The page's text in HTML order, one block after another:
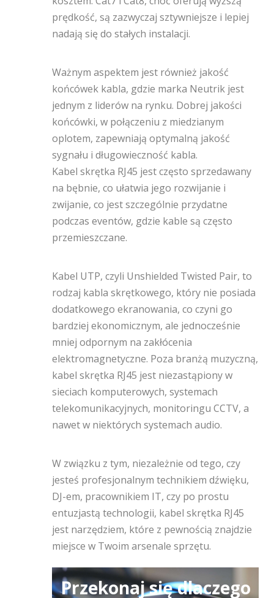
prędkość, są zazwyczaj sztywniejsze i lepiej
nadają się do stałych instalacji.
Ważnym aspektem jest również jakość
końcówek kabla, gdzie marka Neutrik jest
jednym z liderów na rynku. Dobrej jakości
końcówki, w połączeniu z miedzianym
oplotem, zapewniają optymalną jakość
sygnału i długowieczność kabla.
Kabel skrętka RJ45 jest często sprzedawany
na bębnie, co ułatwia jego rozwijanie i
zwijanie, co jest szczególnie przydatne
podczas eventów, gdzie kable są często
przemieszczane.
Kabel UTP, czyli Unshielded Twisted Pair, to
rodzaj kabla skrętkowego, który nie posiada
dodatkowego ekranowania, co czyni go
bardziej ekonomicznym, ale jednocześnie
mniej odpornym na zakłócenia
elektromagnetyczne. Poza branżą muzyczną,
kabel skrętka RJ45 jest niezastąpiony w
sieciach komputerowych, systemach
telekomunikacyjnych, monitoringu CCTV, a
nawet w niektórych systemach audio.
W związku z tym, niezależnie od tego, czy
jesteś profesjonalnym technikiem dźwięku,
DJ-em, pracownikiem IT, czy po prostu
entuzjastą technologii, kabel skrętka RJ45
jest narzędziem, które z pewnością znajdzie
miejsce w Twoim arsenale sprzętu.
Przekonaj się dlaczego